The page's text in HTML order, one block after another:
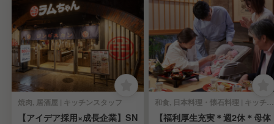
焼肉, 居酒屋 | キッチンスタッフ
【アイデア採用×成長企業】SN
和食, 日本料理・懐石料理 | キッチンスタッフ
【福利厚生充実＊週2休＊母体